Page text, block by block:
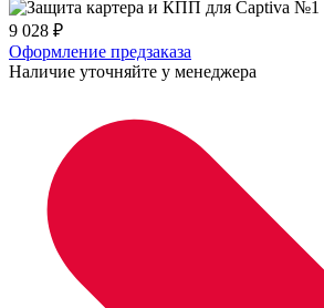
9 028 ₽
Оформление предзаказа
Наличие уточняйте у менеджера